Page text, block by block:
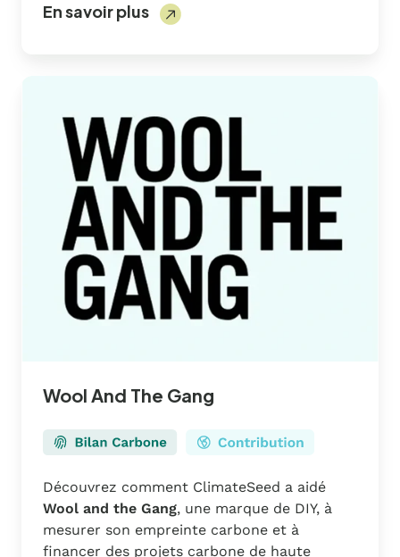
En savoir plus
Wool And The Gang
Découvrez comment ClimateSeed a aidé
Wool and the Gang, une marque de DIY, à
mesurer son empreinte carbone et à
financer des projets carbone de haute